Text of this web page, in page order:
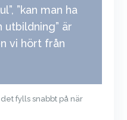
”kan man ha
utbildning” är
vi hört från
fylls snabbt på när